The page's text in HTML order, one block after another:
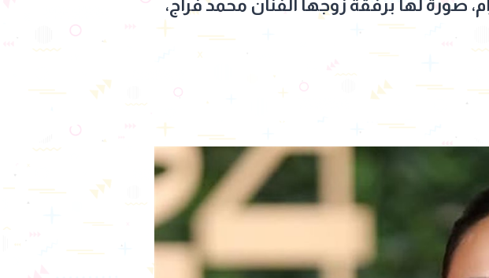
لها برفقة زوجها الفنان محمد فراج،